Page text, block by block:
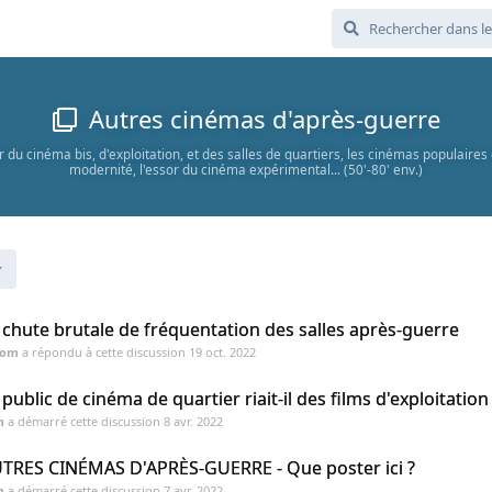
Autres cinémas d'après-guerre
du cinéma bis, d'exploitation, et des salles de quartiers, les cinémas
modernité, l'essor du cinéma expérimental... (50'-80' env.)
chute brutale de fréquentation des salles après-guerre
a répondu à cette discussion 19 oct. 2022
public de cinéma de quartier riait-il des films d'exploitation
a démarré cette discussion 8 avr. 2022
CINÉMAS D'APRÈS-GUERRE - Que poster ici ?